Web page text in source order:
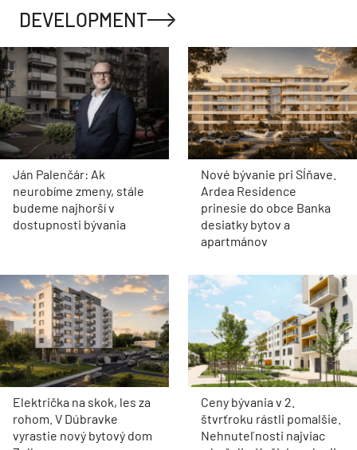
DEVELOPMENT
Ján Palenčár: Ak
neurobíme zmeny, stále
budeme najhorší v
dostupnosti bývania
Nové bývanie pri Sĺňave.
Ardea Residence
prinesie do obce Banka
desiatky bytov a
apartmánov
Električka na skok, les za
rohom. V Dúbravke
vyrastie nový bytový dom
Ceny bývania v 2.
štvrťroku rástli pomalšie.
Nehnuteľnosti najviac